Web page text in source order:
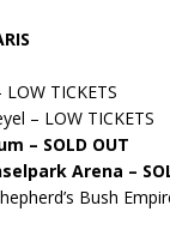
TICKETS
– LOW TICKETS
– SOLD OUT
Arena –
Bush